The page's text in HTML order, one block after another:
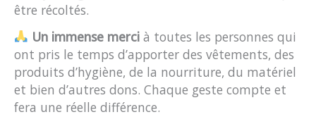
être récoltés.
Un immense mercià toutes les personnes qui
ont pris le temps d’apporter des vêtements, des
produits d’hygiène, de la nourriture, du matériel
et bien d’autres dons. Chaque geste compte et
fera une réelle différence.